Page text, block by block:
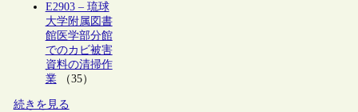
E2903 – 琉球
大学附属図書
館医学部分館
でのカビ被害
資料の清掃作
業（35）
続きを見る